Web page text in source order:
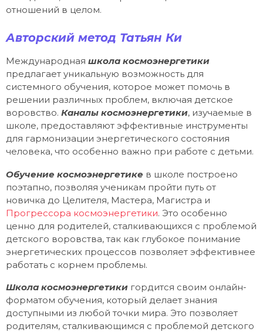
отношений в целом.
Авторский метод Татьян Ки
Международная школа космоэнергетики
предлагает уникальную возможность для
системного обучения, которое может помочь в
решении различных проблем, включая детское
воровство. Каналы космоэнергетики, изучаемые в
школе, предоставляют эффективные инструменты
для гармонизации энергетического состояния
человека, что особенно важно при работе с детьми.
Обучение космоэнергетике в школе построено
поэтапно, позволяя ученикам пройти путь от
новичка до Целителя, Мастера, Магистра и
Прогрессора космоэнергетики. Это особенно
ценно для родителей, сталкивающихся с проблемой
детского воровства, так как глубокое понимание
энергетических процессов позволяет эффективнее
работать с корнем проблемы.
Школа космоэнергетики гордится своим онлайн-
форматом обучения, который делает знания
доступными из любой точки мира. Это позволяет
родителям, сталкивающимся с проблемой детского